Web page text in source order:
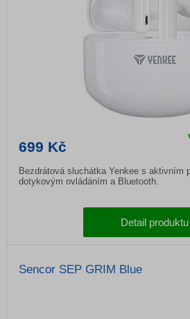
699 Kč
Bezdrátová sluchátka Yenkee s aktivním
dotykovým ovládáním a Bluetooth.
Detail produktu
Sencor SEP GRIM Blue